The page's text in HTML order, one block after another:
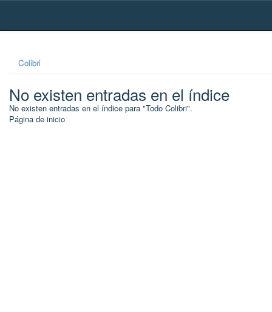
Skip
Colibri
No existen entradas en el índice
No existen entradas en el índice para "Todo Colibri".
Página de inicio